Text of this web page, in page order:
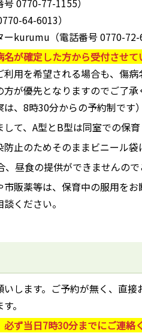
0770-77-1155）
64-6013）
ーkurumu（電話番号 0770-
が確定した方から受付させて
用を希望される場合も、傷
が優先となりますのでご了承
は、8時30分からの予約制です
て、A型とB型は同室での保
止のためそのままビニール
昼食の提供ができませんの
販薬等は、保育中の服用を
ください。
します。ご予約が無く、直
。
ず当日7時30分までにご連絡